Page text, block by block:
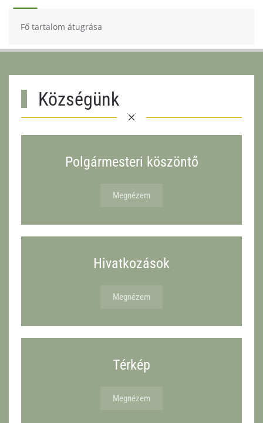
Fő tartalom átugrása
Községünk
Polgármesteri köszöntő
Megnézem
Hivatkozások
Megnézem
Térkép
Megnézem